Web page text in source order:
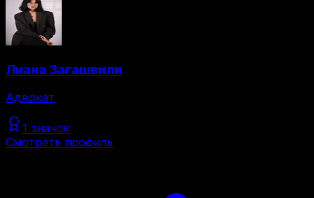
Лиана Загашвили
Адвокат
1 значок
Смотреть профиль